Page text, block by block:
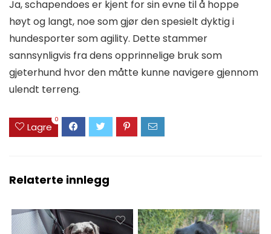
Ja, schapendoes er kjent for sin evne til å hoppe
høyt og langt, noe som gjør den spesielt dyktig i
hundesporter som agility. Dette stammer
sannsynligvis fra dens opprinnelige bruk som
gjeterhund hvor den måtte kunne navigere gjennom
ulendt terreng.
Lagre
0
Relaterte innlegg